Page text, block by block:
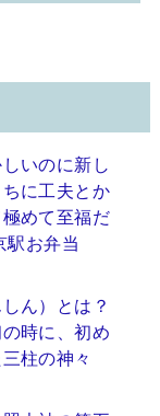
いのに新し
に工夫とか
めて至福だ
駅お弁当
ん）とは？
時に、初め
柱の神々